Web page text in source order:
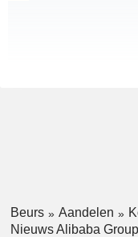
Beurs Aandelen
Nieuws Alibaba